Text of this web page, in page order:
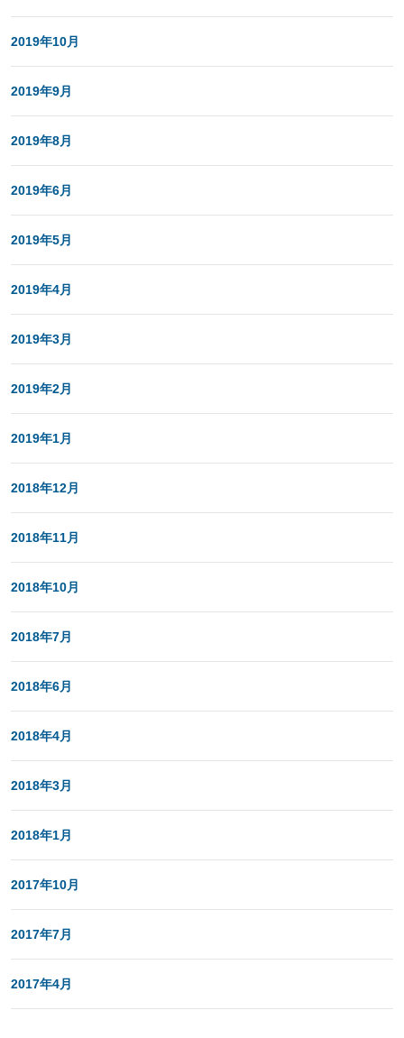
2019年10月
2019年9月
2019年8月
2019年6月
2019年5月
2019年4月
2019年3月
2019年2月
2019年1月
2018年12月
2018年11月
2018年10月
2018年7月
2018年6月
2018年4月
2018年3月
2018年1月
2017年10月
2017年7月
2017年4月